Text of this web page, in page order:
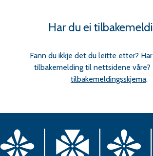
Har du ei
Fann du ikkje det du leitte etter?
tilbakemelding til nettsidene
tilbakemeldingsskjema.